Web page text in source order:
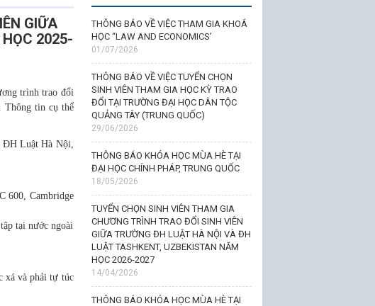
GIỮA
2025-
trình trao đổi
Thông tin cụ thể
ĐH Luật Hà Nội,
600, Cambridge
tại nước ngoài
và phải tự túc
THÔNG BÁO VỀ VIỆC THAM GIA KHOÁ
HỌC “LAW AND ECONOMICS’
01/07/2026
THÔNG BÁO VỀ VIỆC TUYỂN CHỌN
SINH VIÊN THAM GIA HỌC KỲ TRAO
ĐỔI TẠI TRƯỜNG ĐẠI HỌC DÂN TỘC
QUẢNG TÂY (TRUNG QUỐC)
29/06/2026
THÔNG BÁO KHÓA HỌC MÙA HÈ TẠI
ĐẠI HỌC CHÍNH PHÁP, TRUNG QUỐC
18/05/2026
TUYỂN CHỌN SINH VIÊN THAM GIA
CHƯƠNG TRÌNH TRAO ĐỔI SINH VIÊN
GIỮA TRƯỜNG ĐH LUẬT HÀ NỘI VÀ ĐH
LUẬT TASHKENT, UZBEKISTAN NĂM
HỌC 2026-2027
14/04/2026
THÔNG BÁO KHÓA HỌC MÙA HÈ TẠI